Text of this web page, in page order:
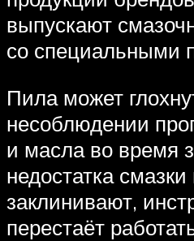
выпускают
со специальными
Пила может
несоблюдении
и масла во время
недостатка
заклинивают,
перестаёт